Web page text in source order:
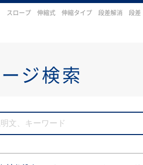
スロープ 伸縮式 伸縮タイプ 段差解消 段
ジ検索